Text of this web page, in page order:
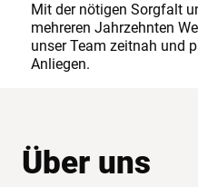
Mit der nötigen Sorgfalt
mehreren Jahrzehnten
unser Team zeitnah und
Anliegen.
Über uns